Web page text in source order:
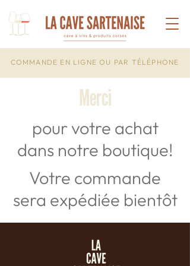
COMMANDE EN LIGNE OU PAR TÉLÉPHONE
Merci
pour votre achat
dans notre boutique!
Votre commande
sera expédiée bientôt